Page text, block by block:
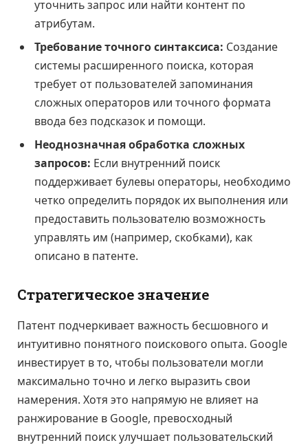
уточнить запрос или найти контент по
атрибутам.
Требование точного синтаксиса: Создание
системы расширенного поиска, которая
требует от пользователей запоминания
сложных операторов или точного формата
ввода без подсказок и помощи.
Неоднозначная обработка сложных
запросов: Если внутренний поиск
поддерживает булевы операторы, необходимо
четко определить порядок их выполнения или
предоставить пользователю возможность
управлять им (например, скобками), как
описано в патенте.
Стратегическое значение
Патент подчеркивает важность бесшовного и
интуитивно понятного поискового опыта. Google
инвестирует в то, чтобы пользователи могли
максимально точно и легко выразить свои
намерения. Хотя это напрямую не влияет на
ранжирование в Google, превосходный
внутренний поиск улучшает пользовательский